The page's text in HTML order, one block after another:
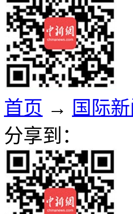
首页 → 国际新
分享到：